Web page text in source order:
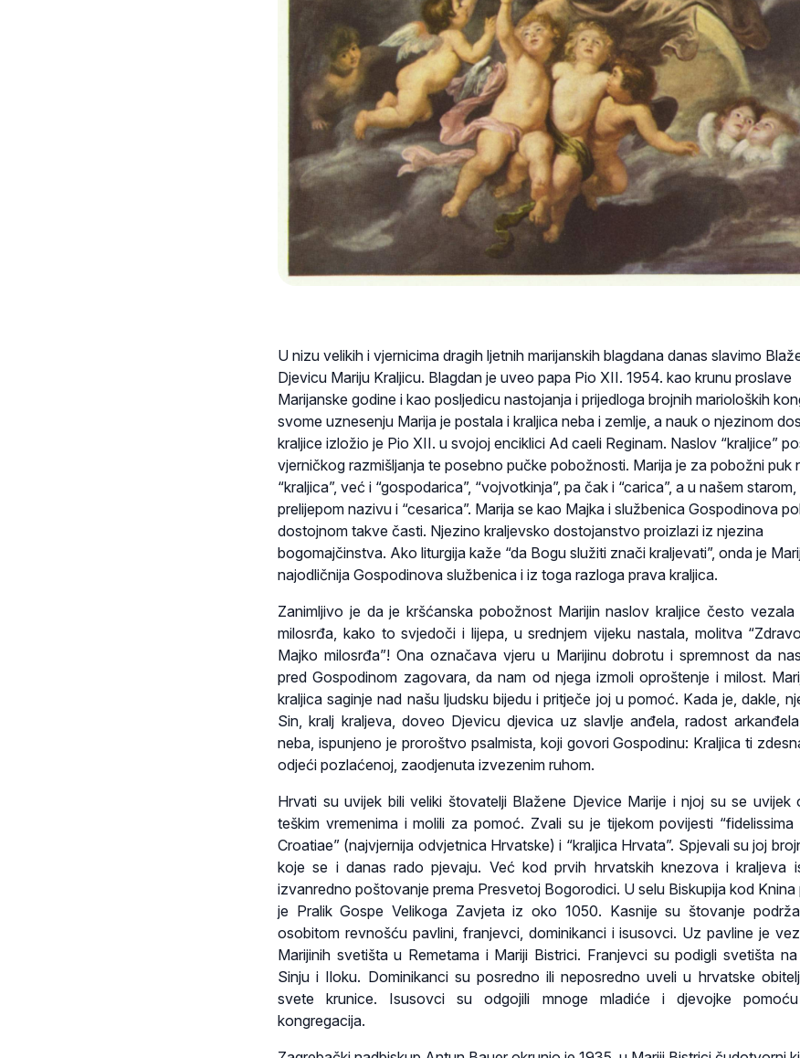
U nizu velikih i vjernicima dragih ljetnih marijanskih blagdana danas slavimo
Djevicu Mariju Kraljicu. Blagdan je uveo papa Pio XII. 1954. kao krunu proslave
Marijanske godine i kao posljedicu nastojanja i prijedloga brojnih marioloških
svome uznesenju Marija je postala i kraljica neba i zemlje, a nauk o njezinom
kraljice izložio je Pio XII. u svojoj enciklici Ad caeli Reginam. Naslov “kraljice”
vjerničkog razmišljanja te posebno pučke pobožnosti. Marija je za pobožni puk
“kraljica”, već i “gospodarica”, “vojvotkinja”, pa čak i “carica”, a u našem starom,
prelijepom nazivu i “cesarica”. Marija se kao Majka i službenica Gospodinova
dostojnom takve časti. Njezino kraljevsko dostojanstvo proizlazi iz njezina
bogomajčinstva. Ako liturgija kaže “da Bogu služiti znači kraljevati”, onda je
najodličnija Gospodinova službenica i iz toga razloga prava kraljica.
Zanimljivo je da je kršćanska pobožnost Marijin naslov kraljice često
milosrđa, kako to svjedoči i lijepa, u srednjem vijeku nastala, molitva
Majko milosrđa”! Ona označava vjeru u Marijinu dobrotu i spremnost da
pred Gospodinom zagovara, da nam od njega izmoli oproštenje i milost.
kraljica saginje nad našu ljudsku bijedu i pritječe joj u pomoć. Kada je, dakle,
Sin, kralj kraljeva, doveo Djevicu djevica uz slavlje anđela, radost
neba, ispunjeno je proroštvo psalmista, koji govori Gospodinu: Kraljica ti
odjeći pozlaćenoj, zaodjenuta izvezenim ruhom.
Hrvati su uvijek bili veliki štovatelji Blažene Djevice Marije i njoj su se uvijek
teškim vremenima i molili za pomoć. Zvali su je tijekom povijesti
Croatiae” (najvjernija odvjetnica Hrvatske) i “kraljica Hrvata”. Spjevali su joj
koje se i danas rado pjevaju. Već kod prvih hrvatskih knezova i kraljeva
izvanredno poštovanje prema Presvetoj Bogorodici. U selu Biskupija kod
je Pralik Gospe Velikoga Zavjeta iz oko 1050. Kasnije su štovanje
osobitom revnošću pavlini, franjevci, dominikanci i isusovci. Uz pavline je
Marijinih svetišta u Remetama i Mariji Bistrici. Franjevci su podigli svetišta
Sinju i Iloku. Dominikanci su posredno ili neposredno uveli u hrvatske
svete krunice. Isusovci su odgojili mnoge mladiće i djevojke pomoću
kongregacija.